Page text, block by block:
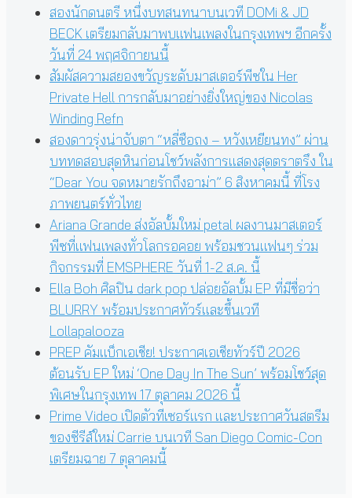
สองนักดนตรี หนึ่งบทสนทนาบนเวที DOMi & JD
BECK เตรียมกลับมาพบแฟนเพลงในกรุงเทพฯ อีกครั้ง
วันที่ 24 พฤศจิกายนนี้
สัมผัสความสยองขวัญระดับมาสเตอร์พีซใน Her
Private Hell การกลับมาอย่างยิ่งใหญ่ของ Nicolas
Winding Refn
สองดาวรุ่งน่าจับตา “หลี่ซือถง – หวังเหยียนทง” ผ่าน
บททดสอบสุดหินก่อนโชว์พลังการแสดงสุดตราตรึง ใน
“Dear You จดหมายรักถึงอาม่า” 6 สิงหาคมนี้ ที่โรง
ภาพยนตร์ทั่วไทย
Ariana Grande ส่งอัลบั้มใหม่ petal ผลงานมาสเตอร์
พีซที่แฟนเพลงทั่วโลกรอคอย พร้อมชวนแฟนๆ ร่วม
กิจกรรมที่ EMSPHERE วันที่ 1-2 ส.ค. นี้
Ella Boh ศิลปิน dark pop ปล่อยอัลบั้ม EP ที่มีชื่อว่า
BLURRY พร้อมประกาศทัวร์และขึ้นเวที
Lollapalooza
PREP คัมแบ็กเอเชีย! ประกาศเอเชียทัวร์ปี 2026
ต้อนรับ EP ใหม่ ‘One Day In The Sun’ พร้อมโชว์สุด
พิเศษในกรุงเทพ 17 ตุลาคม 2026 นี้
Prime Video เปิดตัวทีเซอร์แรก และประกาศวันสตรีม
ของซีรีส์ใหม่ Carrie บนเวที San Diego Comic-Con
เตรียมฉาย 7 ตุลาคมนี้